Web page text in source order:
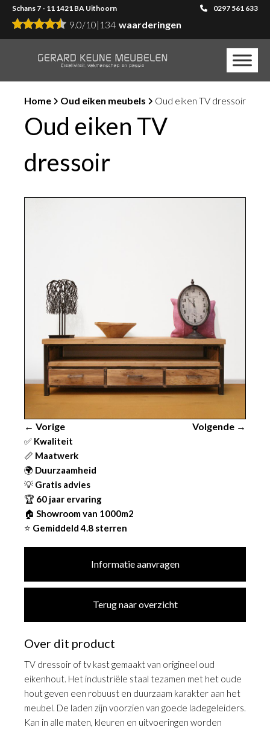
Schans 7 - 11 1421 BA Uithoorn 0297 561 633
9.0/10| 134 waarderingen
Home Oud eiken meubels Oud eiken TV dressoir
Oud eiken TV
dressoir
← Vorige Volgende →
✅ Kwaliteit
📏 Maatwerk
🌍 Duurzaamheid
💡 Gratis advies
🏆 60 jaar ervaring
🏠 Showroom van 1000m2
⭐ Gemiddeld 4.8 sterren
Informatie aanvragen
Terug naar overzicht
Over dit product
TV dressoir of tv kast gemaakt van origineel oud
eikenhout. Het industriële staal tezamen met het oude
hout geven een robuust en duurzaam karakter aan het
meubel. De laden zijn voorzien van goede ladegeleiders.
Kan in alle maten, kleuren en uitvoeringen worden